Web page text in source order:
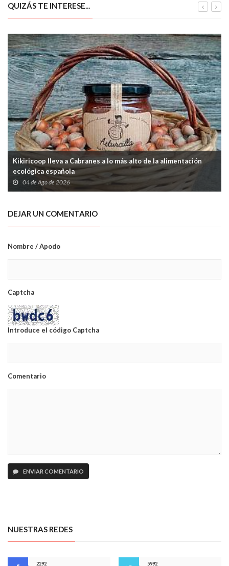
QUIZÁS TE INTERESE...
Kikiricoop lleva a Cabranes a lo más alto de la alimentación
ecológica española
04 de Ago de 2026
DEJAR UN COMENTARIO
Nombre / Apodo
Captcha
Introduce el código Captcha
Comentario
ENVIAR COMENTARIO
NUESTRAS REDES
2292 5992